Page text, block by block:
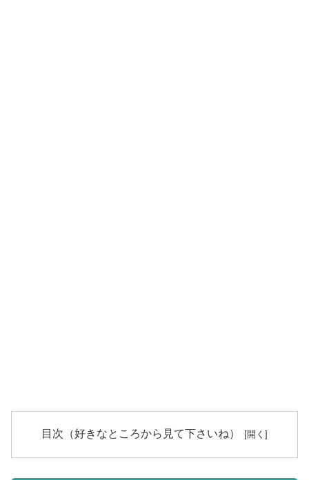
目次（好きなところから見て下さいね）